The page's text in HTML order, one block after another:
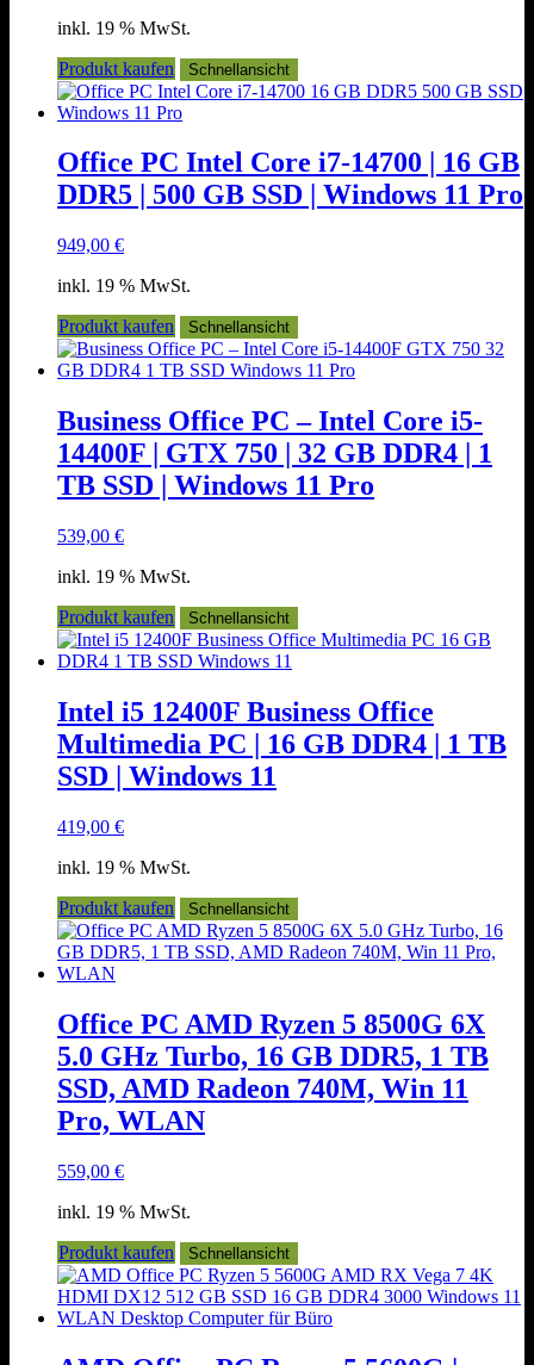
inkl. 19 % MwSt.
Produkt kaufen
Schnellansicht
Office PC Intel Core i7-14700 | 16 GB
DDR5 | 500 GB SSD | Windows 11 Pro
949,00 €
inkl. 19 % MwSt.
Produkt kaufen
Schnellansicht
Business Office PC – Intel Core i5-
14400F | GTX 750 | 32 GB DDR4 | 1
TB SSD | Windows 11 Pro
539,00 €
inkl. 19 % MwSt.
Produkt kaufen
Schnellansicht
Intel i5 12400F Business Office
Multimedia PC | 16 GB DDR4 | 1 TB
SSD | Windows 11
419,00 €
inkl. 19 % MwSt.
Produkt kaufen
Schnellansicht
Office PC AMD Ryzen 5 8500G 6X
5.0 GHz Turbo, 16 GB DDR5, 1 TB
SSD, AMD Radeon 740M, Win 11
Pro, WLAN
559,00 €
inkl. 19 % MwSt.
Produkt kaufen
Schnellansicht